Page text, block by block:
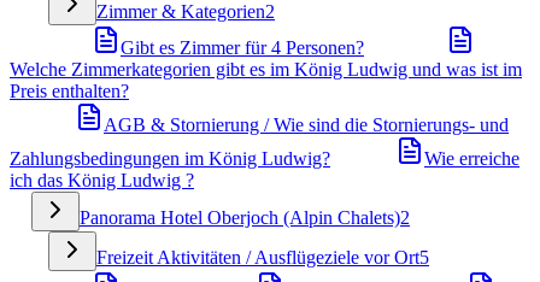
Zimmer & Kategorien2
Gibt es Zimmer für 4 Personen?
Welche Zimmerkategorien gibt es im König Ludwig und was ist im
Preis enthalten?
AGB & Stornierung / Wie sind die Stornierungs- und
Zahlungsbedingungen im König Ludwig?
Wie erreiche
ich das König Ludwig ?
Panorama Hotel Oberjoch (Alpin Chalets)2
Freizeit Aktivitäten / Ausflügeziele vor Ort5